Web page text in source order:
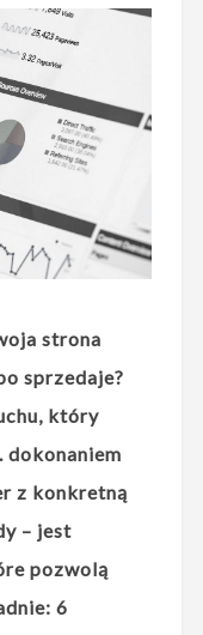
strona
sprzedaje?
który
dokonaniem
z konkretną
– jest
pozwolą
6